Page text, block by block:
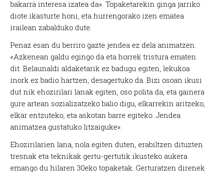
bakarra interesa izatea da». Topaketarekin ginga jarriko
diote ikasturte honi, eta hurrengorako izen ematea
irailean zabalduko dute.
Penaz esan du berriro gazte jendea ez dela animatzen.
«Azkenean galdu egingo da eta horrek tristura ematen
dit. Belaunaldi aldaketarik ez badugu egiten, lekukoa
inork ez badio hartzen, desagertuko da. Bizi osoan ikusi
dut nik ehozirilari lanak egiten, oso polita da, eta gainera
gure artean sozializatzeko balio digu, elkarrekin aritzeko,
elkar entzuteko, eta askotan barre egiteko. Jendea
animatzea gustatuko litzaiguke».
Ehozirilarien lana, nola egiten duten, erabiltzen dituzten
tresnak eta teknikak gertu-gertutik ikusteko aukera
emango du hilaren 30eko topaketak. Gerturatzen direnek